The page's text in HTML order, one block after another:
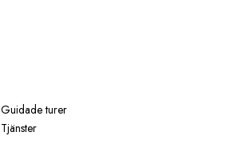
Guidade turer
Tjänster